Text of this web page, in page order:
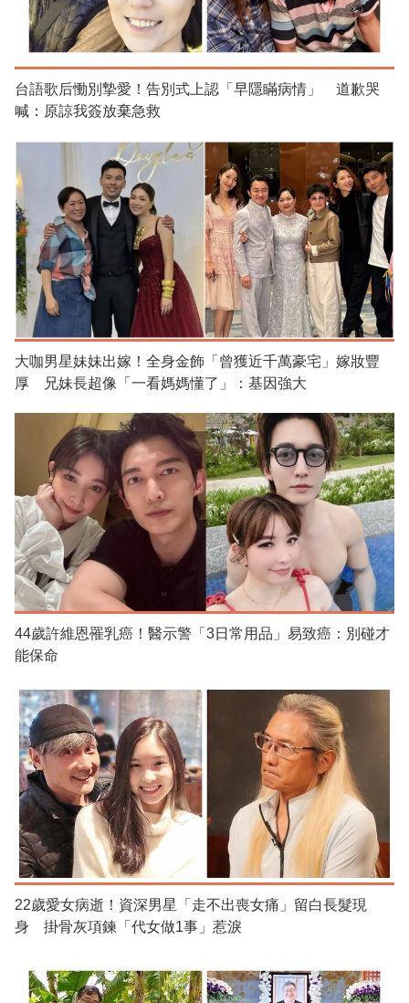
台語歌后慟別摯愛！告別式上認「早隱瞞病情」 道歉哭
喊：原諒我簽放棄急救
大咖男星妹妹出嫁！全身金飾「曾獲近千萬豪宅」嫁妝豐
厚 兄妹長超像「一看媽媽懂了」：基因強大
44歲許維恩罹乳癌！醫示警「3日常用品」易致癌：別碰才
能保命
22歲愛女病逝！資深男星「走不出喪女痛」留白長髮現
身 掛骨灰項鍊「代女做1事」惹淚